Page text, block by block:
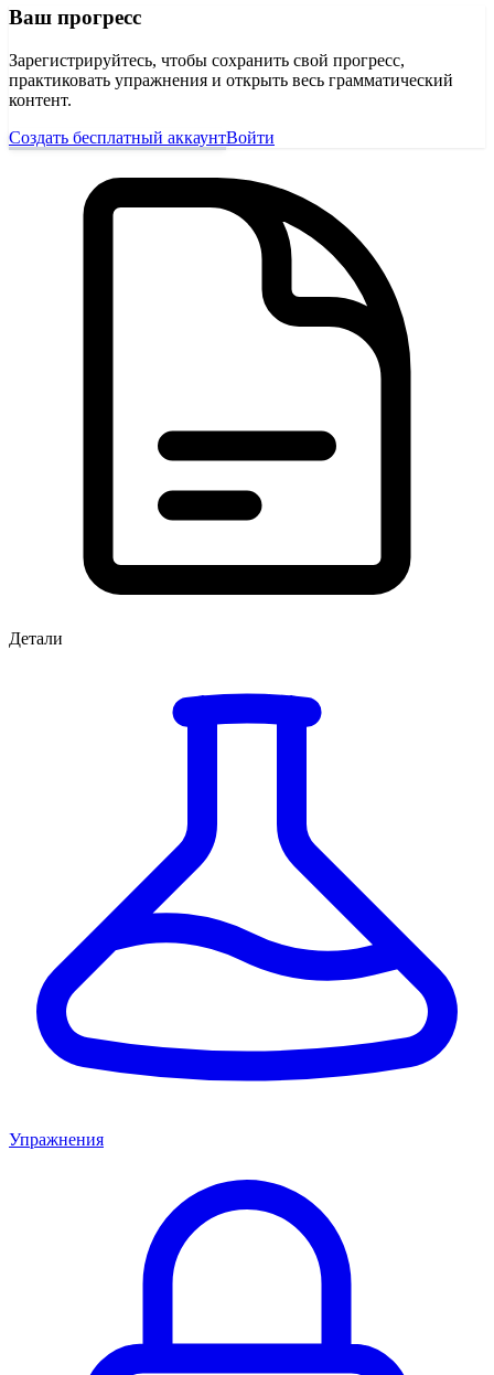
Ваш прогресс
Зарегистрируйтесь, чтобы сохранить свой прогресс,
практиковать упражнения и открыть весь грамматический
контент.
Создать бесплатный аккаунтВойти
Детали
Упражнения